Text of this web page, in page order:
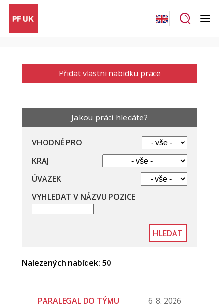
Přidat vlastní nabídku práce
Jakou práci hledáte?
VHODNÉ PRO
KRAJ
ÚVAZEK
VYHLEDAT V NÁZVU POZICE
Nalezených nabídek: 50
PARALEGAL DO TÝMU
6. 8. 2026